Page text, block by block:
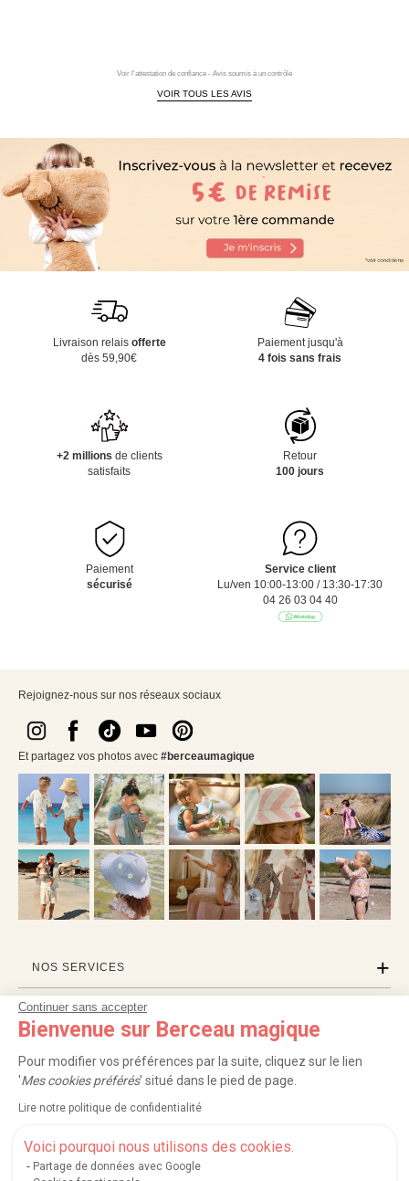
Continuer sans accepter
Bienvenue sur Berceau magique
Pour modifier vos préférences par la suite, cliquez sur le lien
'Mes cookies préférés' situé dans le pied de page.
Lire notre politique de confidentialité
Voici pourquoi nous utilisons des cookies.
Partage de données avec Google
Voir l'attestation de confiance - Avis soumis à un contrôle
VOIR TOUS LES AVIS
Livraison relais offerte
dès 59,90€
Paiement jusqu'à
4 fois sans frais
+2 millions de clients
satisfaits
Retour
100 jours
Paiement
sécurisé
Service client
Lu/ven 10:00-13:00 / 13:30-17:30
04 26 03 04 40
Rejoignez-nous sur nos réseaux sociaux
Et partagez vos photos avec #berceaumagique
NOS SERVICES
INFORMATIONS
PROFESSIONNELS